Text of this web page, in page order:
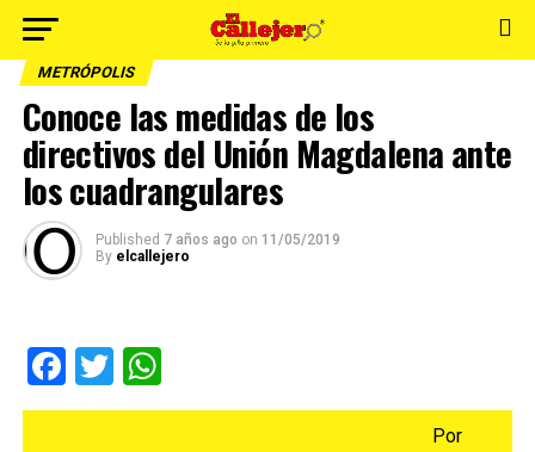
METRÓPOLIS
Conoce las medidas de los
directivos del Unión Magdalena ante
los cuadrangulares
Published 7 años ago on 11/05/2019
By elcallejero
Facebook
TwitterWhatsApp
Por